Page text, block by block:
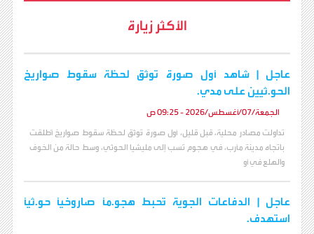
الأكثر زيارة
عاجل | شاهد أول صورة توثق لحظة سقوط صواريخ
الحو.ثيين على مدي.
الجمعة/07/أغسطس/2026 - 09:25 ص
تداولت مصادر محلية، قبل قليل، أول صورة تُوثق لحظة سقوط صواريخ أُطلقت
باتجاه مدينة مأرب، في هجوم نُسب إلى مليشيا الحوثي، وسط حالة من الخوف
والهلع في أو
عاجل | الدفاعات الجوية تُحبط هجو.مًا صاروخيًا حو.ثيًا
استهدف.